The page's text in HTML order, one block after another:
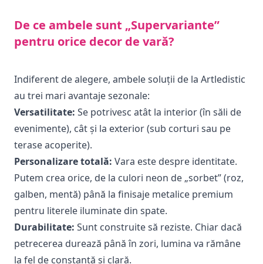
De ce ambele sunt „Supervariante”
pentru orice decor de vară?
Indiferent de alegere, ambele soluții de la Artledistic
au trei mari avantaje sezonale:
Versatilitate: Se potrivesc atât la interior (în săli de
evenimente), cât și la exterior (sub corturi sau pe
terase acoperite).
Personalizare totală: Vara este despre identitate.
Putem crea orice, de la culori neon de „sorbet” (roz,
galben, mentă) până la finisaje metalice premium
pentru literele iluminate din spate.
Durabilitate: Sunt construite să reziste. Chiar dacă
petrecerea durează până în zori, lumina va rămâne
la fel de constantă și clară.